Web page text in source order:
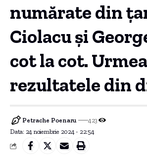
numărate din
Ciolacu și
cot la cot.
rezultatele din
Data: 24 noiembrie 2024 - 22:54
Petrache Poenaru 423